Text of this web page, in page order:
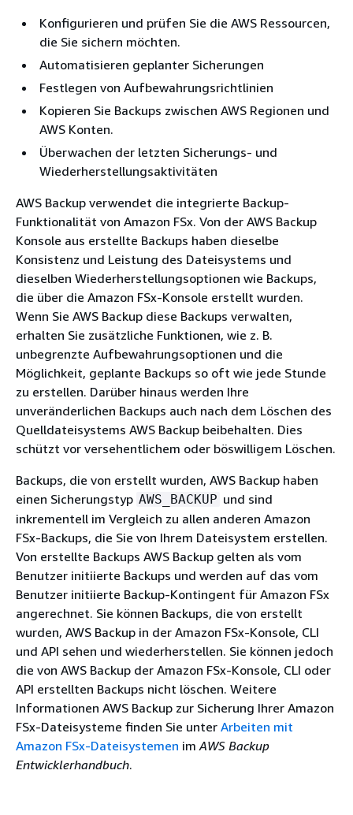
Konfigurieren und prüfen Sie die AWS Ressourcen,
die Sie sichern möchten.
Automatisieren geplanter Sicherungen
Festlegen von Aufbewahrungsrichtlinien
Kopieren Sie Backups zwischen AWS Regionen und
AWS Konten.
Überwachen der letzten Sicherungs- und
Wiederherstellungsaktivitäten
AWS Backup verwendet die integrierte Backup-
Funktionalität von Amazon FSx. Von der AWS Backup
Konsole aus erstellte Backups haben dieselbe
Konsistenz und Leistung des Dateisystems und
dieselben Wiederherstellungsoptionen wie Backups,
die über die Amazon FSx-Konsole erstellt wurden.
Wenn Sie AWS Backup diese Backups verwalten,
erhalten Sie zusätzliche Funktionen, wie z. B.
unbegrenzte Aufbewahrungsoptionen und die
Möglichkeit, geplante Backups so oft wie jede Stunde
zu erstellen. Darüber hinaus werden Ihre
unveränderlichen Backups auch nach dem Löschen des
Quelldateisystems AWS Backup beibehalten. Dies
schützt vor versehentlichem oder böswilligem Löschen.
Backups, die von erstellt wurden, AWS Backup haben
einen Sicherungstyp AWS_BACKUP und sind
inkrementell im Vergleich zu allen anderen Amazon
FSx-Backups, die Sie von Ihrem Dateisystem erstellen.
Von erstellte Backups AWS Backup gelten als vom
Benutzer initiierte Backups und werden auf das vom
Benutzer initiierte Backup-Kontingent für Amazon FSx
angerechnet. Sie können Backups, die von erstellt
wurden, AWS Backup in der Amazon FSx-Konsole, CLI
und API sehen und wiederherstellen. Sie können jedoch
die von AWS Backup der Amazon FSx-Konsole, CLI oder
API erstellten Backups nicht löschen. Weitere
Informationen AWS Backup zur Sicherung Ihrer Amazon
FSx-Dateisysteme finden Sie unter Arbeiten mit
Amazon FSx-Dateisystemen imAWS Backup
Entwicklerhandbuch.